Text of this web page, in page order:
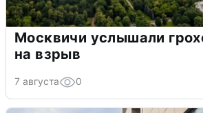
Москвичи услышали
на взрыв
7 августа 0